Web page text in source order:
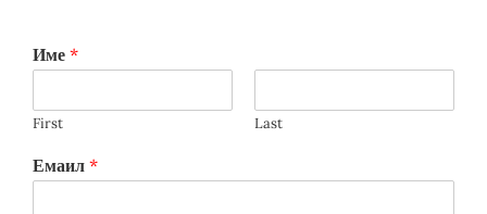
Име *
First Last
Емаил *